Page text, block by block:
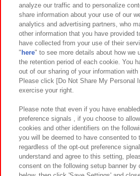
イベント・キャンペーン
関連会社 サステナビリティ
プライバシーポリシー ウェブアクセシ
お取引先さまとともに
カスタマーハラスメント対応方針 よくあ
analyze our traffic and to personalize
share information about your use of our
analytics and advertising partners, who
other information that you have provided
have collected from your use of their
" here" to see more details about how we
the retention period of each cookie. You
out of our sharing of your information with
Please click [Do Not Share My Personal
exercise your right.
Please note that even if you have
preference signals , if you choose to
cookies and other identifiers on the
you will be deemed to have consented to
regardless of the opt-out preference
understand and agree to this setting,
consent on the following setup banner by